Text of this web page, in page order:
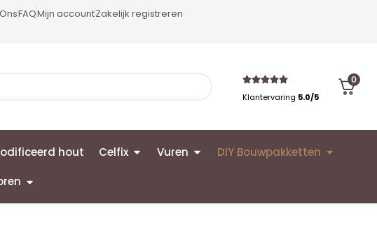
FAQMijn accountZakelijk registreren
Klantervaring 5.0/5
0
hout Celfix Vuren DIY Bouwpakketten